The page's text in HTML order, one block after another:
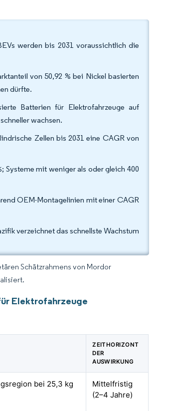
werden bis 2031 voraussichtlich die
von 50,92 % bei Nickel basierten
dürfte.
Batterien für Elektrofahrzeuge auf
wachsen.
Zellen bis 2031 eine CAGR von
Systeme mit weniger als oder gleich 400
OEM-Montagelinien mit einer CAGR
verzeichnet das schnellste Wachstum
Schätzrahmens von Mordor
Elektrofahrzeuge
ZEITHORIZONT
DER
AUSWIRKUNG
bei 25,3 kg
Mittelfristig
(2–4 Jahre)